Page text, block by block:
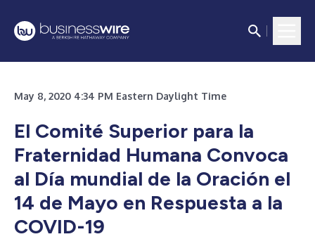
May 8, 2020 4:34 PM Eastern Daylight Time
El Comité Superior para la
Fraternidad Humana Convoca
al Día mundial de la Oración el
14 de Mayo en Respuesta a la
COVID-19